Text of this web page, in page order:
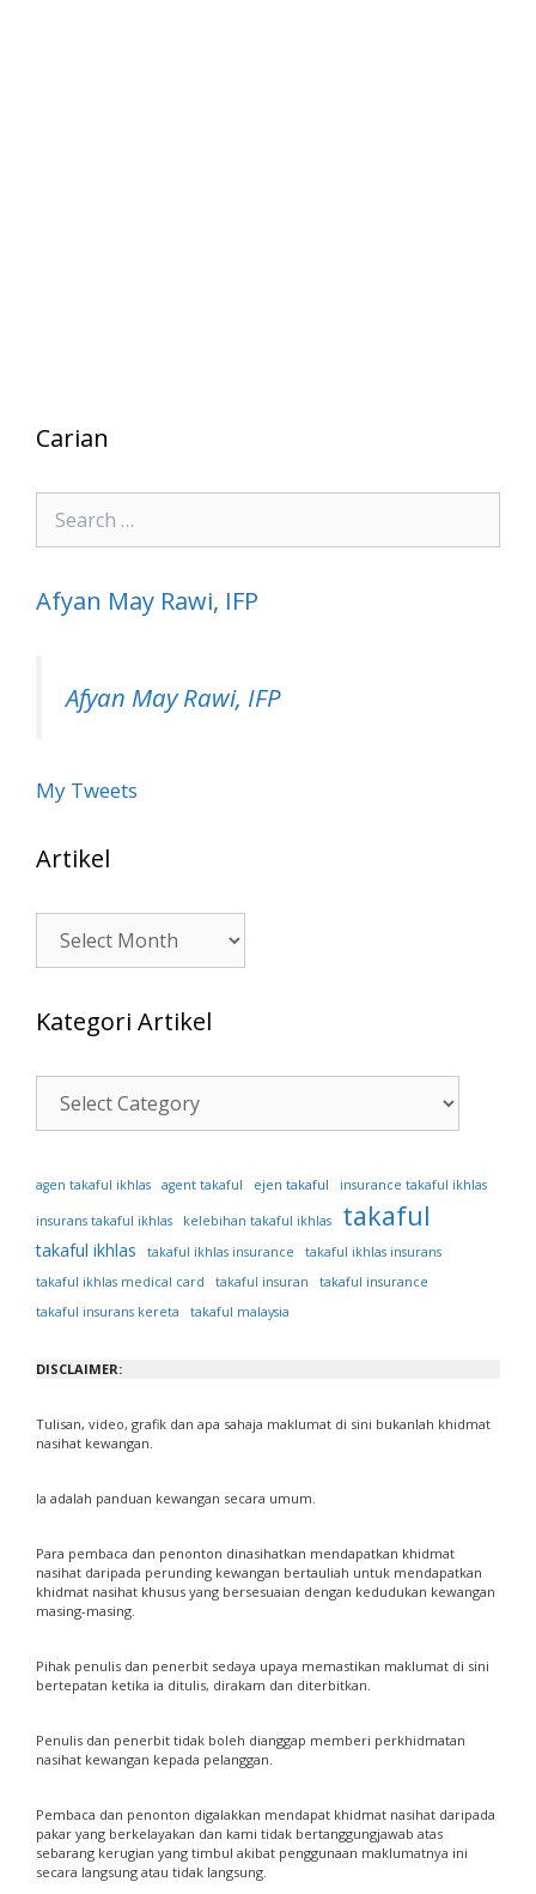
Carian
Search
for:
Afyan May Rawi, IFP
Afyan May Rawi, IFP
My Tweets
Artikel
Artikel
Kategori Artikel
Kategori
Artikel
agen takaful ikhlas agent takaful ejen takaful insurance takaful ikhlas
insurans takaful ikhlas kelebihan takaful ikhlas takaful
takaful ikhlas takaful ikhlas insurance
takaful ikhlas insurans
takaful ikhlas medical card
takaful insuran
takaful insurance
takaful insurans kereta
takaful malaysia
DISCLAIMER:
Tulisan, video, grafik dan apa sahaja maklumat di sini bukanlah khidmat
nasihat kewangan.
Ia adalah panduan kewangan secara umum.
Para pembaca dan penonton dinasihatkan mendapatkan khidmat
nasihat daripada perunding kewangan bertauliah untuk mendapatkan
khidmat nasihat khusus yang bersesuaian dengan kedudukan kewangan
masing-masing.
Pihak penulis dan penerbit sedaya upaya memastikan maklumat di sini
bertepatan ketika ia ditulis, dirakam dan diterbitkan.
Penulis dan penerbit tidak boleh dianggap memberi perkhidmatan
nasihat kewangan kepada pelanggan.
Pembaca dan penonton digalakkan mendapat khidmat nasihat daripada
pakar yang berkelayakan dan kami tidak bertanggungjawab atas
sebarang kerugian yang timbul akibat penggunaan maklumatnya ini
secara langsung atau tidak langsung.